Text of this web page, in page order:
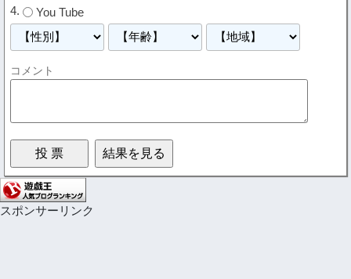
You Tube
コメント
スポンサーリンク